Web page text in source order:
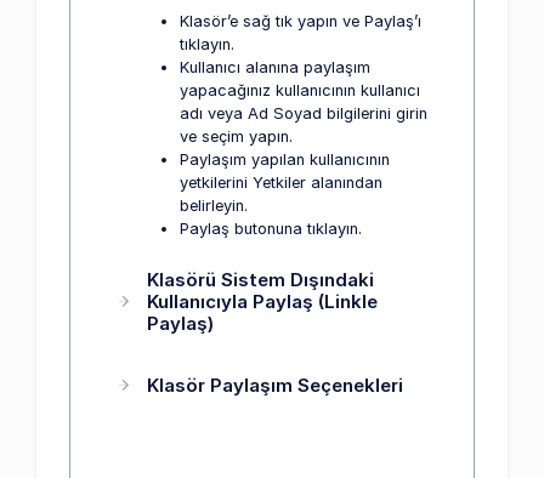
Klasör’e sağ tık yapın ve Paylaş’ı
tıklayın.
Kullanıcı alanına paylaşım
yapacağınız kullanıcının kullanıcı
adı veya Ad Soyad bilgilerini girin
ve seçim yapın.
Paylaşım yapılan kullanıcının
yetkilerini Yetkiler alanından
belirleyin.
Paylaş butonuna tıklayın.
Klasörü Sistem Dışındaki
Kullanıcıyla Paylaş (Linkle
Paylaş)
Klasör Paylaşım Seçenekleri